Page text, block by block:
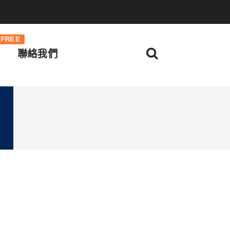
FREE
聯絡我們